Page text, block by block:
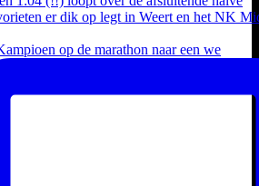
op de marathon naar een we